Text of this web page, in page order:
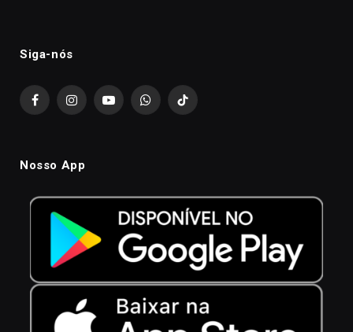
Siga-nós
FacebookInstagramYouTubeWhatsAppTikTok
Nosso App